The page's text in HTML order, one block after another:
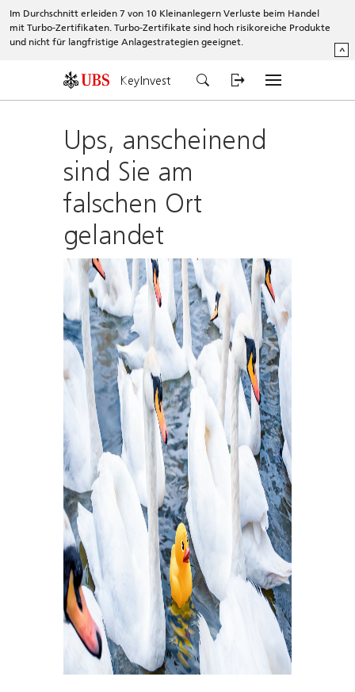
Im Durchschnitt erleiden 7 von 10 Kleinanlegern Verluste beim Handel
mit Turbo-Zertifikaten. Turbo-Zertifikate sind hoch risikoreiche Produkte
und nicht für langfristige Anlagestrategien geeignet.
^
KeyInvest
Ups, anscheinend
sind Sie am
falschen Ort
gelandet